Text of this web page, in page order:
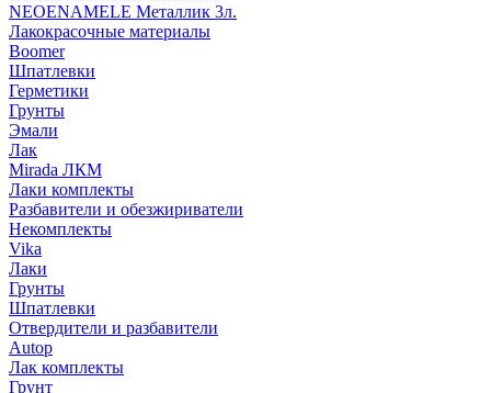
NEOENAMELE Металлик 3л.
Лакокрасочные материалы
Boomer
Шпатлевки
Герметики
Грунты
Эмали
Лак
Mirada ЛКМ
Лаки комплекты
Разбавители и обезжириватели
Некомплекты
Vika
Лаки
Грунты
Шпатлевки
Отвердители и разбавители
Autop
Лак комплекты
Грунт